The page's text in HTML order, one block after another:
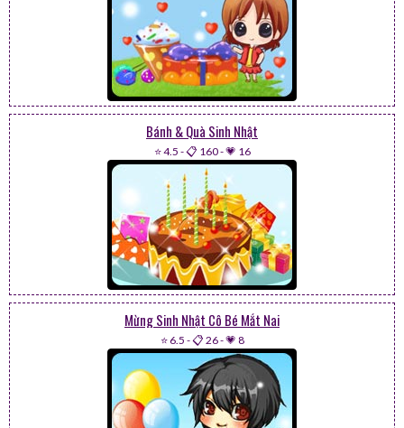
Bánh & Quà Sinh Nhật
⭐ 4.5 -📋 160-💗 16
Mừng Sinh Nhật Cô Bé Mắt Nai
⭐ 6.5 -📋 26-💗 8